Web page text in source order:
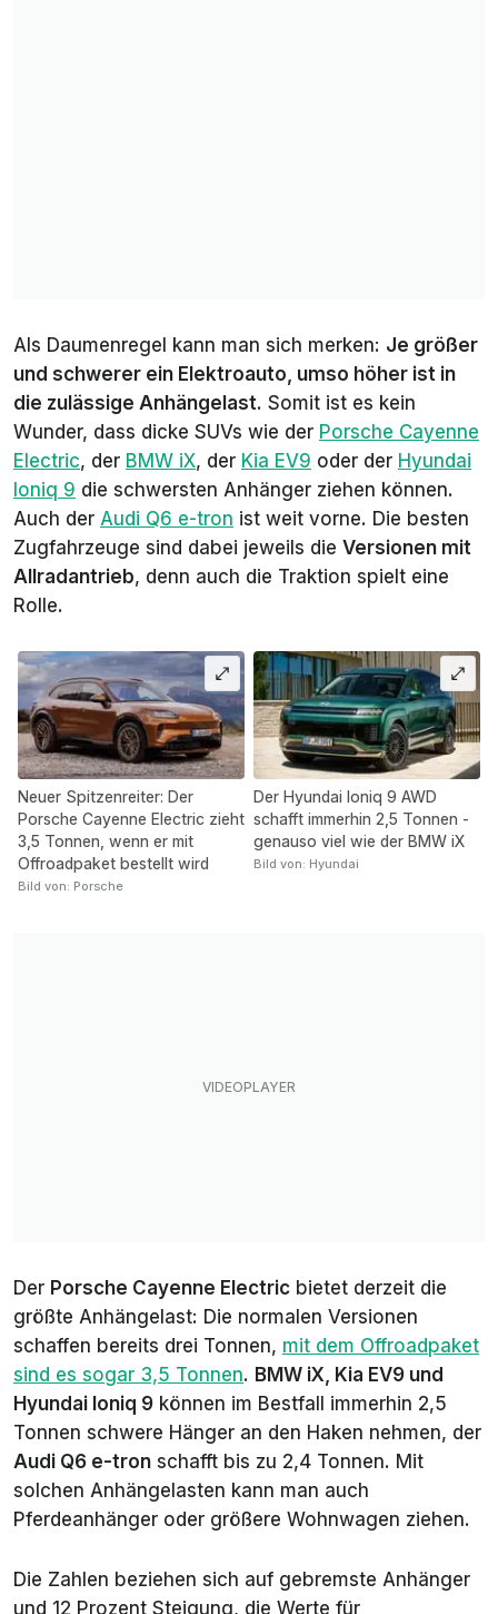
Als Daumenregel kann man sich merken: Je größer
und schwerer ein Elektroauto, umso höher ist in
die zulässige Anhängelast. Somit ist es kein
Wunder, dass dicke SUVs wie der Porsche Cayenne
Electric, der BMW iX, der Kia EV9 oder der Hyundai
Ioniq 9 die schwersten Anhänger ziehen können.
Auch der Audi Q6 e-tron ist weit vorne. Die besten
Zugfahrzeuge sind dabei jeweils die Versionen mit
Allradantrieb, denn auch die Traktion spielt eine
Rolle.
Neuer Spitzenreiter: Der
Porsche Cayenne Electric zieht
3,5 Tonnen, wenn er mit
Offroadpaket bestellt wird
Bild von: Porsche
Der Hyundai Ioniq 9 AWD
schafft immerhin 2,5 Tonnen -
genauso viel wie der BMW iX
Bild von: Hyundai
Der Porsche Cayenne Electric bietet derzeit die
größte Anhängelast: Die normalen Versionen
schaffen bereits drei Tonnen, mit dem Offroadpaket
sind es sogar 3,5 Tonnen. BMW iX, Kia EV9 und
Hyundai Ioniq 9 können im Bestfall immerhin 2,5
Tonnen schwere Hänger an den Haken nehmen, der
Audi Q6 e-tron schafft bis zu 2,4 Tonnen. Mit
solchen Anhängelasten kann man auch
Pferdeanhänger oder größere Wohnwagen ziehen.
Die Zahlen beziehen sich auf gebremste Anhänger
und 12 Prozent Steigung, die Werte für